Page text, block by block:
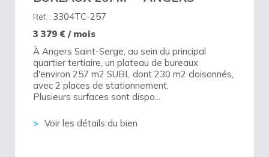
Réf. : 3304TC-257
3 379 € / mois
À Angers Saint-Serge, au sein du principal
quartier tertiaire, un plateau de bureaux
d'environ 257 m2 SUBL dont 230 m2 cloisonnés,
avec 2 places de stationnement.
Plusieurs surfaces sont dispo...
Voir les détails du bien